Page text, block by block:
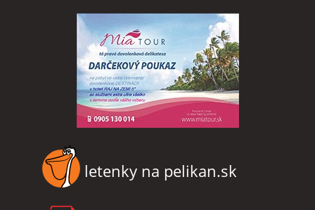
letenky na pelikan.sk